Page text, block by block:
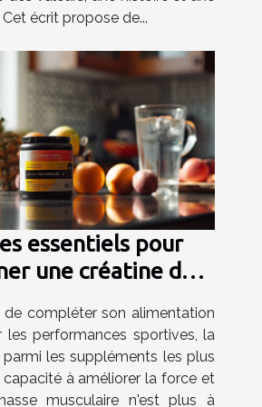
écrit propose de...
essentiels pour
une créatine de
de compléter son alimentation
les performances sportives, la
les suppléments les plus
capacité à améliorer la force et
musculaire n'est plus à